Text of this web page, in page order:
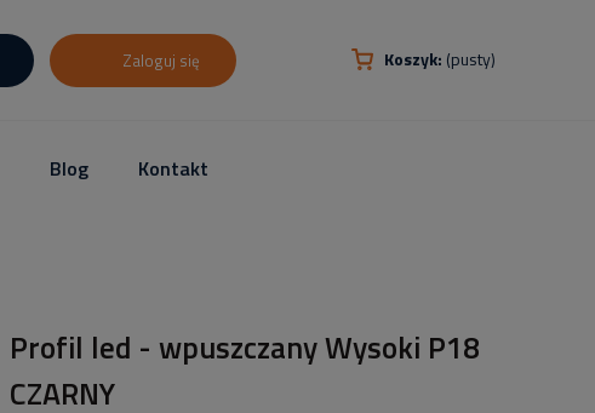
Koszyk: (pusty)
Zaloguj się
Blog Kontakt
Profil led - wpuszczany Wysoki P18
CZARNY